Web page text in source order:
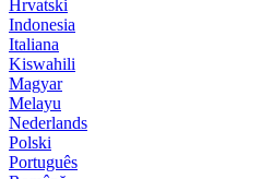
Hrvatski
Indonesia
Italiana
Kiswahili
Magyar
Melayu
Nederlands
Polski
Português